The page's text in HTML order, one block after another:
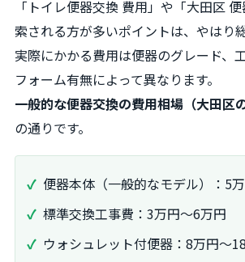
「トイレ便器交換 費用」や「大田区
索される方が多いポイントは、やはり
実際にかかる費用は便器のグレード、
フォーム有無によって異なります。
一般的な便器交換の費用相場（大田区の
の通りです。
便器本体（一般的なモデル）：5
標準交換工事費：3万円～6万円
ウォシュレット付便器：8万円～